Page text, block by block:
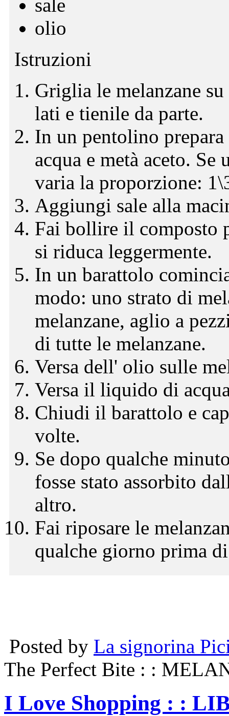
sale
olio
Istruzioni
Griglia le melanzane
lati e tienile da parte.
In un pentolino
acqua e metà aceto.
varia la proporzione:
Aggiungi sale alla
Fai bollire il composto
si riduca leggermente.
In un barattolo
modo: uno strato di
melanzane, aglio a
di tutte le melanzane.
Versa dell' olio sulle
Versa il liquido di
Chiudi il barattolo e
volte.
Se dopo qualche
fosse stato assorbito
altro.
Fai riposare le
qualche giorno prima
Posted by La signorina
The Perfect Bite : :
I Love Shopping : :